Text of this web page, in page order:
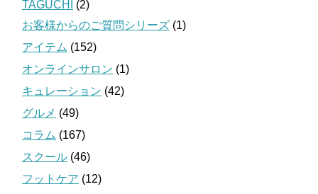
TAGUCHI
(2)
お客様からのご質問シリーズ (1)
アイテム (152)
オンラインサロン (1)
キュレーション (42)
グルメ (49)
コラム (167)
スクール (46)
フットケア (12)